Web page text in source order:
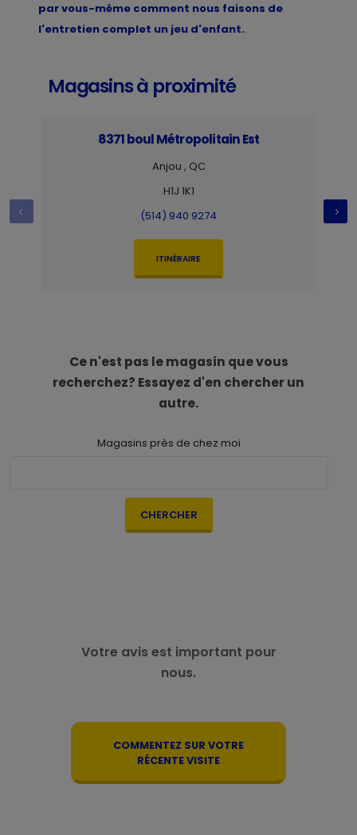
par vous-même comment nous faisons de
l'entretien complet un jeu d'enfant.
Magasins à proximité
8371 boul Métropolitain Est
Anjou , QC
H1J 1K1
(514) 940 9274
ITINÉRAIRE
Ce n'est pas le magasin que vous
recherchez? Essayez d'en chercher un
autre.
Magasins près de chez moi
CHERCHER
Votre avis est important pour
nous.
COMMENTEZ SUR VOTRE
RÉCENTE VISITE